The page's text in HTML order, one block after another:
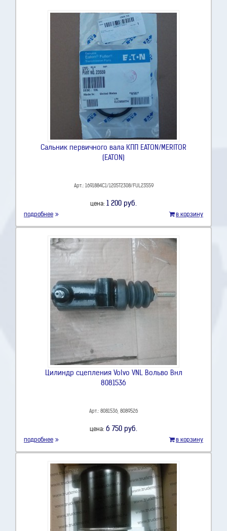
Сальник первичного вала КПП EATON/MERITOR
(EATON)
Арт.: 1691884C1/1205T2308/FUL23559
цена: 1 200 руб.
подробнее в корзину
Цилиндр сцепления Volvo VNL Вольво Внл
8081536
Арт.: 8081536, 8089526
цена: 6 750 руб.
подробнее в корзину